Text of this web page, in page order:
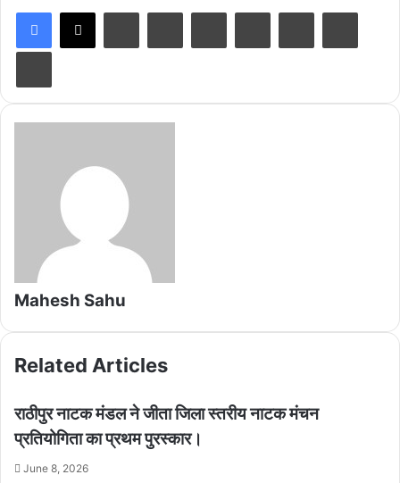
Mahesh Sahu
Related Articles
राठीपुर नाटक मंडल ने जीता जिला स्तरीय नाटक मंचन
प्रतियोगिता का प्रथम पुरस्कार।
June 8, 2026